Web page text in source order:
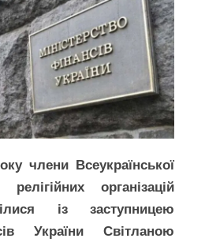
члени Всеукраїнської
організацій
із заступницею
України Світланою